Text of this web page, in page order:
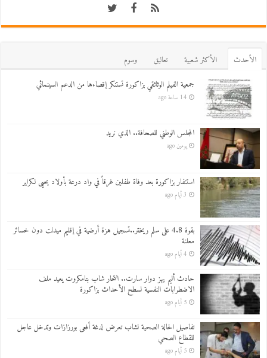
اﻷحدث اﻷكثر شعبية تعاليق
وسوم
جمعية الفيلم الوثائقي بزاكورة تستنكر إقصاءها من الدعم السينمائي
14 ساعة ago
المجلس الوطني للصحافة.. الذي نريد
يومين ago
استنفار بزاكورة بعد وفاة طفلين غرقاً في واد درعة بأولاد يحيى لكراير
3 أيام ago
بقوة 4.8 على سلم ريختر..تسجيل هزة أرضية في إقليم ميدلت دون خسائر
معلنة
4 أيام ago
حادث أليم يهز دوار سارت.. انتحار شاب بتامكروت يعيد ملف
الاضطرابات النفسية لسطح الأحداث بزاكورة
5 أيام ago
تفاصيل الحالة الصحية لشاب تعرض لدغة أفعى بورزازات وتدخل عاجل
للقطاع الصحي
5 أيام ago